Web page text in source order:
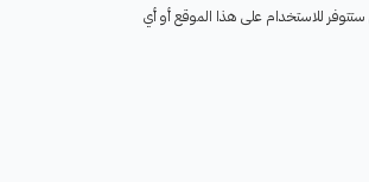
للاستخدام على هذا الموقع أو أي